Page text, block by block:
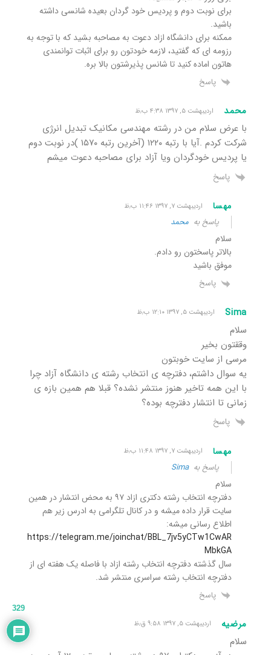
برای نوبت دوم و پردیس خود گردان بعیده شانسی داشته
باشید.
ممکنه برای دانشگاه ازاد دعوت به مصاحبه بشید که با توجه به
رزومه ای که گفتید، لازمه خودتون رو برای اثبات توانمندی
هاتون اماده کنید تا شانس پذیرشتون بالا بره.
پاسخ
محمد اردیبهشت ۵, ۱۳۹۷ ۴:۳۸ ب٫ظ
با عرض سلام من در رشته مهندسی مکانیک تبدیل انرژی
شرکت کردم .آیا با رتبه ۱۲۲۰ (آخرین رتبه ۱۵۷۰ )در نوبت دوم
یا پردیس خودگردان ویا آزاد برای مصاحبه دعوت میشم
پاسخ
مهسا اردیبهشت ۷, ۱۳۹۷ ۱۱:۴۶ ب٫ظ
پاسخ به محمد
سلام
بالاتر پاسختون رو دادم.
موفق باشید
پاسخ
Sima اردیبهشت ۵, ۱۳۹۷ ۱۲:۱۰ ب٫ظ
سلام
وققتون بخیر
مرسی از سایت خوبتون
یه سوال داشتم، دفترچه ی انتخاب رشته ی دانشگاه آزاد چرا
با این همه تاخیر هنوز منتشر نشده؟ قبلا هم همین بازه ی
زمانی تا انتشار دفترچه بوده؟
پاسخ
مهسا اردیبهشت ۷, ۱۳۹۷ ۱۱:۴۸ ب٫ظ
پاسخ بهSima
سلام
دفترچه انتخاب رشته دکتری ازاد ۹۷ به محض انتشار در همین
سایت قرار داده میشه و در کانال تلگرامی به ادرس زیر هم
اطلاع رسانی میشه:
https://telegram.me/joinchat/BBL_7jv5yCTw1CwAR
MbkGA
سال گذشته دفترچه انتخاب رشته ازاد با فاصله یک هفته ای از
دفترچه انتخاب رشته سراسری منتشر شد.
پاسخ
مرضیه اردیبهشت ۵, ۱۳۹۷ ۹:۵۸ ق٫ظ
سلام
329